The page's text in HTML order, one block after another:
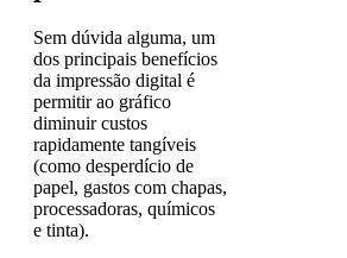
Sem dúvida alguma, um
dos principais benefícios
da impressão digital é
permitir ao gráfico
diminuir custos
rapidamente tangíveis
(como desperdício de
papel, gastos com chapas,
processadoras, químicos
e tinta).